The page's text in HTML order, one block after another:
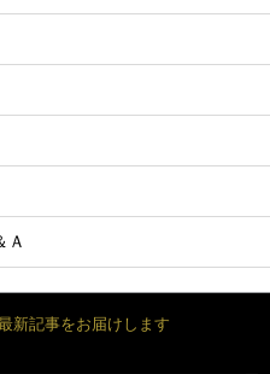
Ａ
新記事をお届けします